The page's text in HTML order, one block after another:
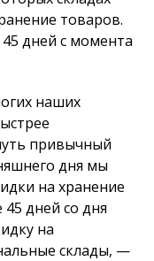
товаров.
дней с момента
наших
привычный
дня мы
на хранение
дней со дня
на
склады, —